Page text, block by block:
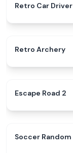
Retro Car Driver
Retro Archery
Escape Road 2
Soccer Random